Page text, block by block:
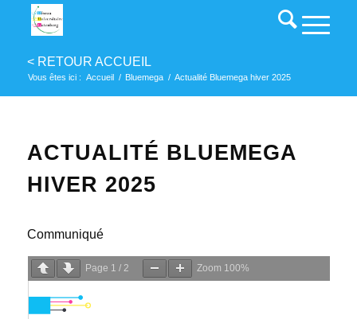
Vous êtes ici : Accueil / Bluemega / Actualité Bluemega hiver 2025
ACTUALITÉ BLUEMEGA
HIVER 2025
Communiqué
Page 1 / 2 Zoom 100%